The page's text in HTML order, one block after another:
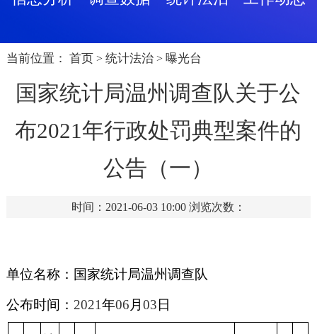
当前位置： 首页 > 统计法治 > 曝光台
国家统计局温州调查队关于公
布2021年行政处罚典型案件的
公告（一）
时间：2021-06-03 10:00 浏览次数：
单位名称：国家统计局温州调查队
公布时间： 2021年06月 03 日